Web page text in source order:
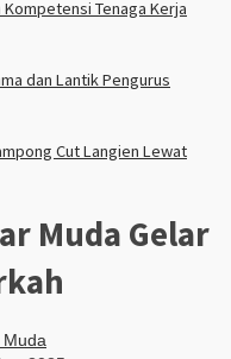
Tenaga Kerja
dan Lantik Pengurus
Cut Langien Lewat
Muda Gelar